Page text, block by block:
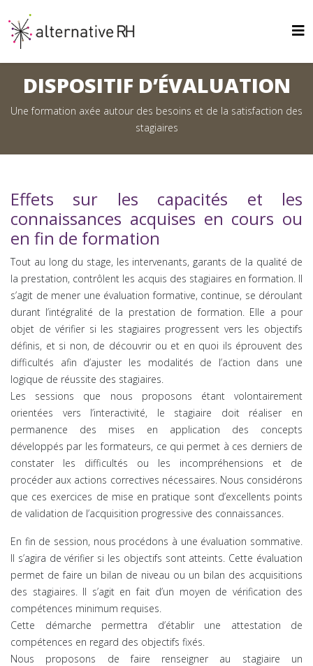
DISPOSITIF D’ÉVALUATION
Une formation axée autour des besoins et de la satisfaction des
stagiaires
Effets sur les capacités et les
connaissances acquises en cours ou
en fin de formation
Tout au long du stage, les intervenants, garants de la qualité de
la prestation, contrôlent les acquis des stagiaires en formation. Il
s’agit de mener une évaluation formative, continue, se déroulant
durant l’intégralité de la prestation de formation. Elle a pour
objet de vérifier si les stagiaires progressent vers les objectifs
définis, et si non, de découvrir ou et en quoi ils éprouvent des
difficultés afin d’ajuster les modalités de l’action dans une
logique de réussite des stagiaires.
Les sessions que nous proposons étant volontairement
orientées vers l’interactivité, le stagiaire doit réaliser en
permanence des mises en application des concepts
développés par les formateurs, ce qui permet à ces derniers de
constater les difficultés ou les incompréhensions et de
procéder aux actions correctives nécessaires. Nous considérons
que ces exercices de mise en pratique sont d’excellents points
de validation de l’acquisition progressive des connaissances.
En fin de session, nous procédons à une évaluation sommative.
Il s’agira de vérifier si les objectifs sont atteints. Cette évaluation
permet de faire un bilan de niveau ou un bilan des acquisitions
des stagiaires. Il s’agit en fait d’un moyen de vérification des
compétences minimum requises.
Cette démarche permettra d’établir une attestation de
compétences en regard des objectifs fixés.
Nous proposons de faire renseigner au stagiaire un